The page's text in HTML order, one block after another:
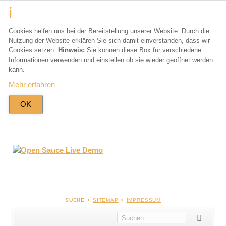
Cookies helfen uns bei der Bereitstellung unserer Website. Durch die
Nutzung der Website erklären Sie sich damit einverstanden, dass wir
Cookies setzen. Hinweis: Sie können diese Box für verschiedene
Informationen verwenden und einstellen ob sie wieder geöffnet werden
kann.
Mehr erfahren
OK
NAVIGATION
ÜBERSPRINGEN
SUCHE SITEMAP IMPRESSUM